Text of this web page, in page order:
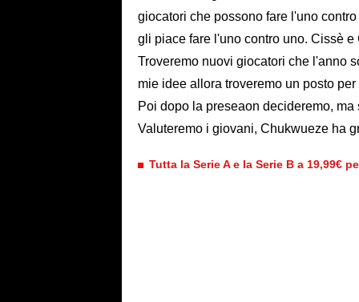
giocatori che possono fare l'uno
gli piace fare l'uno contro uno. Cissè
Troveremo nuovi giocatori che l'anno
mie idee allora troveremo un posto
Poi dopo la preseaon decideremo,
Valuteremo i giovani, Chukwueze ha
Tutta la Serie A e la Serie B a 19,99€